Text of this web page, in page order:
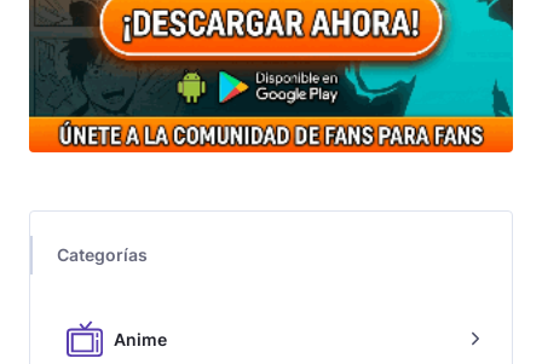
Categorías
Anime